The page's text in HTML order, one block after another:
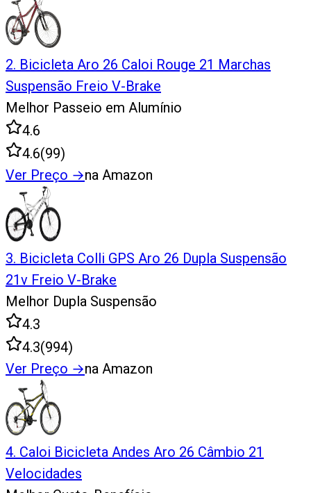
2. Bicicleta Aro 26 Caloi Rouge 21 Marchas
Suspensão Freio V-Brake
Melhor Passeio em Alumínio
4.6
4.6(99)
Ver Preço →na Amazon
3. Bicicleta Colli GPS Aro 26 Dupla Suspensão
21v Freio V-Brake
Melhor Dupla Suspensão
4.3
4.3(994)
Ver Preço →na Amazon
4. Caloi Bicicleta Andes Aro 26 Câmbio 21
Velocidades